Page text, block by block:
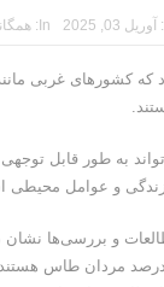
آوریل 03, 2025 In:
کشورهای غربی مانند
به طور قابل
زندگی و عوامل محیطی
و بررسی‌ها نشان
درصد مردان طاس